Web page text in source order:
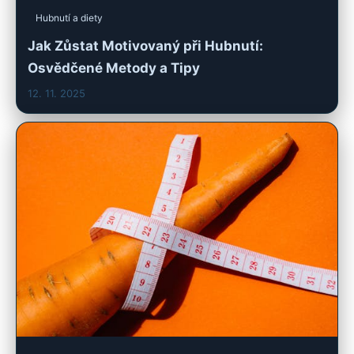
Hubnutí a diety
Jak Zůstat Motivovaný při Hubnutí:
Osvědčené Metody a Tipy
12. 11. 2025